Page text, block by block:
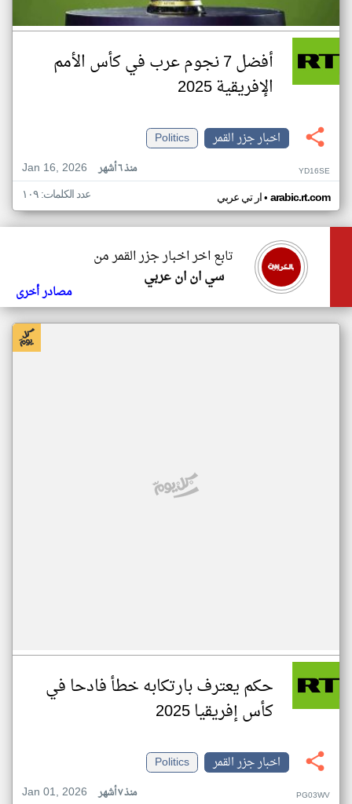
أفضل 7 نجوم عرب في كأس الأمم
الإفريقية 2025
اخبار جزر القمر
Politics
Jan 16, 2026
منذ ٦ أشهر YD16SE
ار تي عربي• arabic.rt.com عدد الكلمات: ١٠٩
تابع اخر اخبار جزر القمر من
سي ان ان عربي
مصادر أخرى
حكم يعترف بارتكابه خطأ فادحا في
كأس إفريقيا 2025
اخبار جزر القمر
Politics
Jan 01, 2026
منذ ٧ أشهر PG03WV